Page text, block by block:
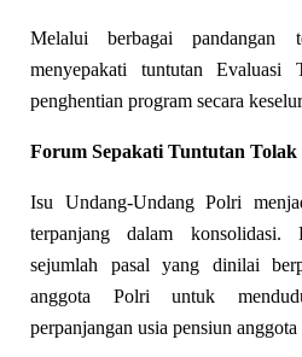
Melalui berbagai pandangan
menyepakati tuntutan Evaluasi
penghentian program secara
Forum Sepakati Tuntutan
Isu Undang-Undang Polri
terpanjang dalam konsolidasi.
sejumlah pasal yang dinilai
anggota Polri untuk
perpanjangan usia pensiun